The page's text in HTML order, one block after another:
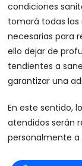
condiciones
tomará todas
necesarias para
ello dejar de
tendientes a
garantizar una
En este sentido,
atendidos serán
personalmente